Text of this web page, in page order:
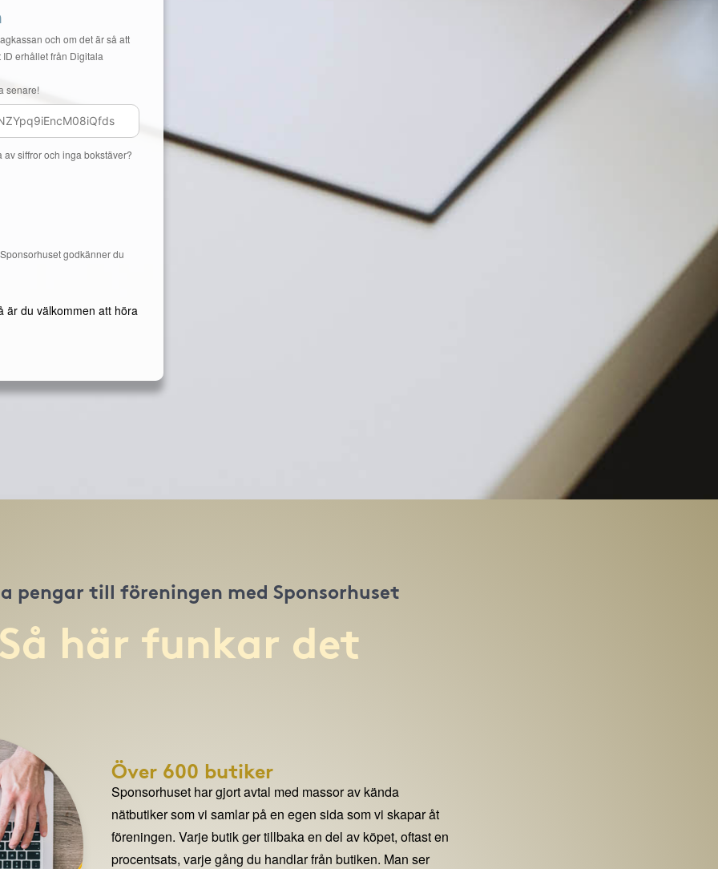
och om det är så att
erhållet från Digitala
senare!
siffror och inga bokstäver?
godkänner du
är du välkommen att höra
pengar till föreningen med Sponsorhuset
här funkar det
Över 600 butiker
Sponsorhuset har gjort avtal med massor av kända
nätbutiker som vi samlar på en egen sida som vi skapar åt
föreningen. Varje butik ger tillbaka en del av köpet, oftast en
procentsats, varje gång du handlar från butiken. Man ser